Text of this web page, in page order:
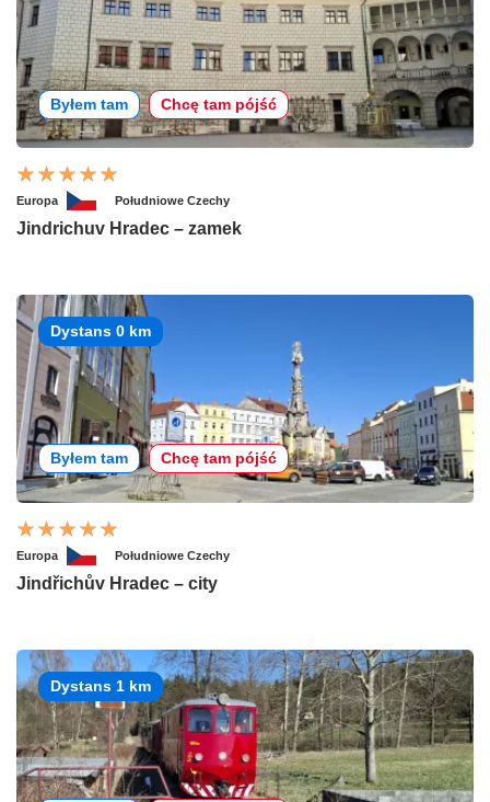
Byłem tam Chcę tam pójść
Europa Południowe Czechy
Jindrichuv Hradec – zamek
Dystans 0 km
Byłem tam Chcę tam pójść
Europa Południowe Czechy
Jindřichův Hradec – city
Dystans 1 km